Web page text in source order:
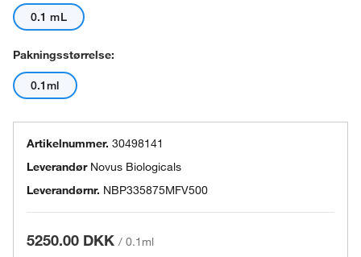
0.1 mL
Pakningsstørrelse:
0.1ml
Artikelnummer. 30498141
Leverandør Novus Biologicals
Leverandørnr. NBP335875MFV500
5250.00 DKK / 0.1ml